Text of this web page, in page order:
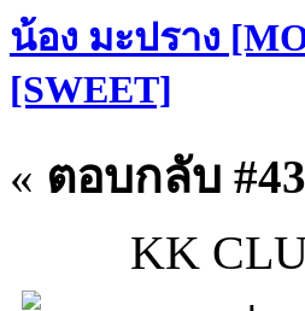
น้อง มะปราง
[SWEET]
« ตอบกลับ
KK